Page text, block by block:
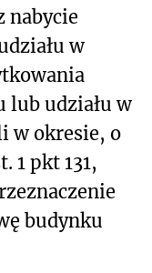
nabycie
w
lub udziału w
w okresie, o
1 pkt 131,
budynku